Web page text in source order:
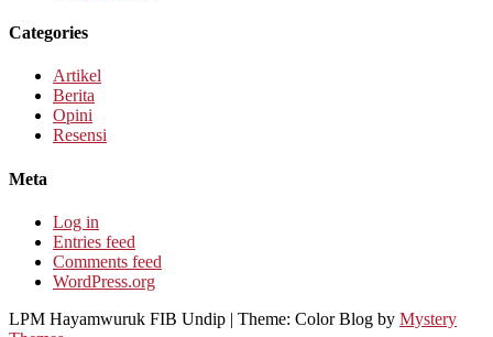
Categories
Artikel
Berita
Opini
Resensi
Meta
Log in
Entries feed
Comments feed
WordPress.org
LPM Hayamwuruk FIB Undip | Theme: Color Blog by Mystery